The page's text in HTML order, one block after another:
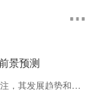
景预测
陕西地区CZ型钢市场一直备受关注，其发展趋势和前景备受行业内外关注。近年来，该市场经历了蓬勃发展期，得益于相关政策支持和市场需求增长，有望持续保持良好发展态势。首先，从需求端看，建筑行业一直是CZ型钢的主要应用领域之一。随着城市化进程加快和房地产市场持续活跃，对CZ型钢的需求量将继续增长。同时，交通基础设施建设、工业园...